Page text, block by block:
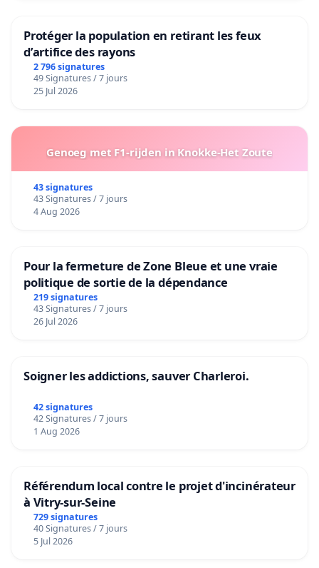
Protéger la population en retirant les feux
d’artifice des rayons
2 796 signatures
49 Signatures / 7 jours
25 Jul 2026
Genoeg met F1-rijden in Knokke-Het Zoute
43 signatures
43 Signatures / 7 jours
4 Aug 2026
Pour la fermeture de Zone Bleue et une vraie
politique de sortie de la dépendance
219 signatures
43 Signatures / 7 jours
26 Jul 2026
Soigner les addictions, sauver Charleroi.
42 signatures
42 Signatures / 7 jours
1 Aug 2026
Référendum local contre le projet d'incinérateur
à Vitry-sur-Seine
729 signatures
40 Signatures / 7 jours
5 Jul 2026